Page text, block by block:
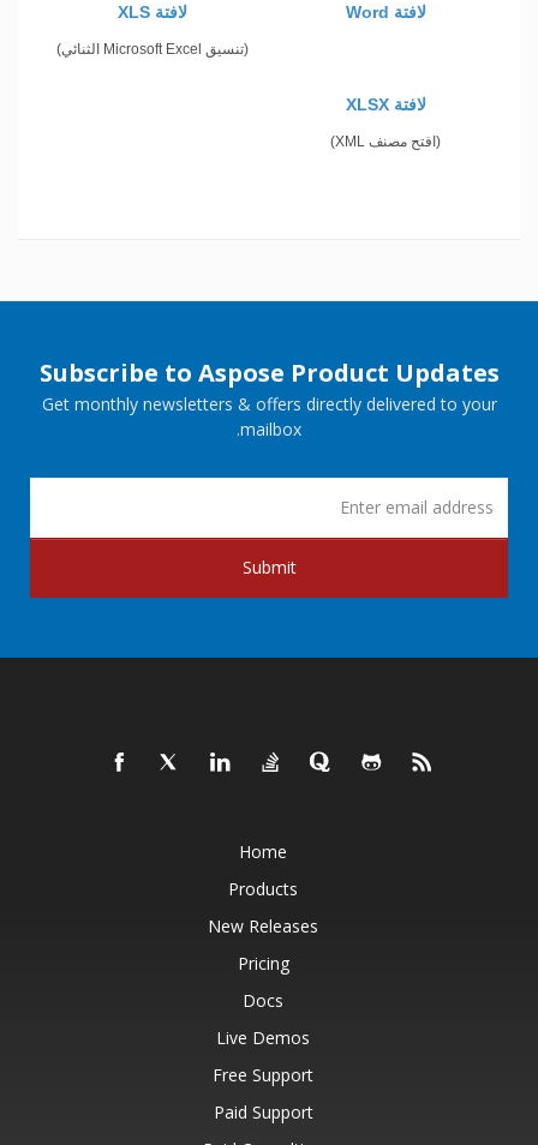
لافتة Word لافتة XLS
(تنسيق Microsoft Excel الثنائي)
لافتة XLSX
(افتح مصنف XML)
Subscribe to Aspose Product Updates
Get monthly newsletters & offers directly delivered to your
mailbox.
Submit
Home
Products
New Releases
Pricing
Docs
Live Demos
Free Support
Paid Support